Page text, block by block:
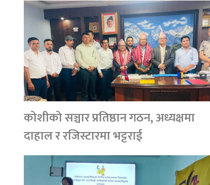
कोशीको सञ्चार प्रतिष्ठान गठन, अध्यक्षमा
दाहाल र रजिस्टारमा भट्टराई